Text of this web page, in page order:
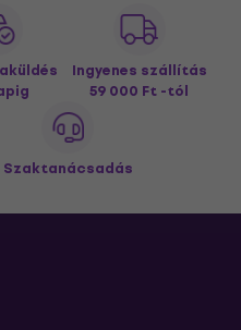
Ingyenes szállítás
59 000 Ft -tól
Szaktanácsadás